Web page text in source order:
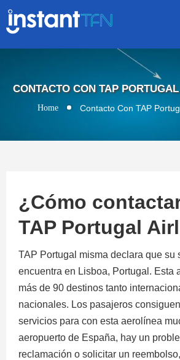
CONTACTO CON TAP
Home Contacto Con TAP
¿Cómo
TAP Portugal
TAP Portugal misma declara que su
encuentra en Lisboa, Portugal. Esta
más de 90 destinos tanto
nacionales. Los pasajeros
servicios para con esta aerolínea
aeropuerto de España, hay un
reclamación o solicitar un